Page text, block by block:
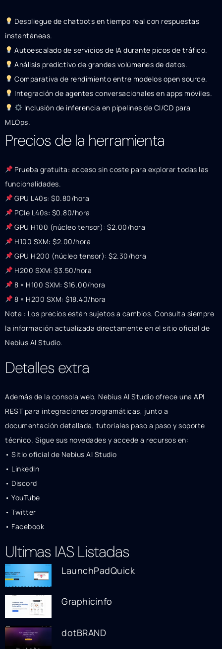
Despliegue de chatbots en tiempo real con respuestas
instantáneas.
Autoescalado de servicios de IA durante picos de tráfico.
Análisis predictivo de grandes volúmenes de datos.
Comparativa de rendimiento entre modelos open source.
Integración de agentes conversacionales en apps móviles.
Inclusión de inferencia en pipelines de CI/CD para
MLOps.
Precios de la herramienta
Prueba gratuita: acceso sin coste para explorar todas las
funcionalidades.
GPU L40s: $0.80/hora
PCIe L40s: $0.80/hora
GPU H100 (núcleo tensor): $2.00/hora
H100 SXM: $2.00/hora
GPU H200 (núcleo tensor): $2.30/hora
H200 SXM: $3.50/hora
8 × H100 SXM: $16.00/hora
8 × H200 SXM: $18.40/hora
Nota : Los precios están sujetos a cambios. Consulta siempre
la información actualizada directamente en el sitio oficial de
Nebius AI Studio.
Detalles extra
Además de la consola web, Nebius AI Studio ofrece una API
REST para integraciones programáticas, junto a
documentación detallada, tutoriales paso a paso y soporte
técnico. Sigue sus novedades y accede a recursos en:
• Sitio oficial de Nebius AI Studio
• LinkedIn
• Discord
• YouTube
• Twitter
• Facebook
Ultimas IAS Listadas
LaunchPadQuick
Graphicinfo
dotBRAND